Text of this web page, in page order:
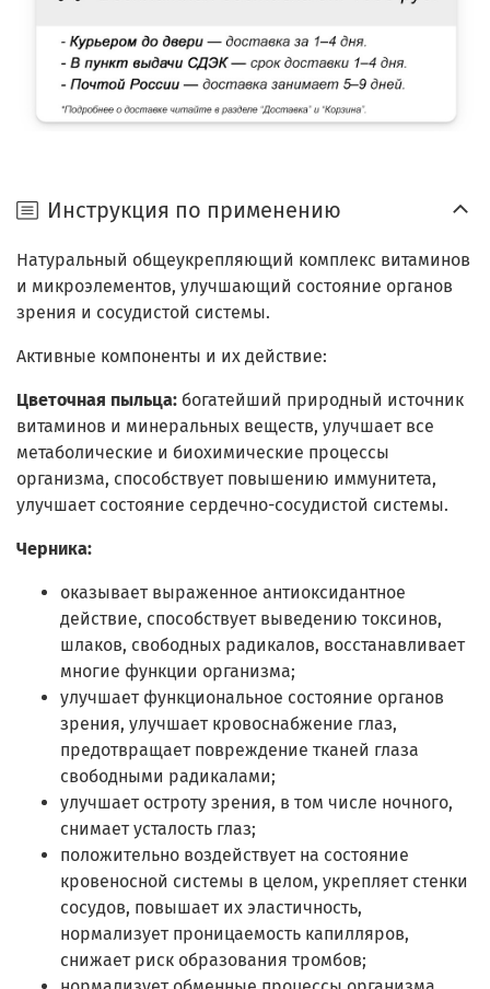
Инструкция по применению
Натуральный общеукрепляющий комплекс витаминов
и микроэлементов, улучшающий состояние органов
зрения и сосудистой системы.
Активные компоненты и их действие:
Цветочная пыльца: богатейший природный источник
витаминов и минеральных веществ, улучшает все
метаболические и биохимические процессы
организма, способствует повышению иммунитета,
улучшает состояние сердечно-сосудистой системы.
Черника:
оказывает выраженное антиоксидантное
действие, способствует выведению токсинов,
шлаков, свободных радикалов, восстанавливает
многие функции организма;
улучшает функциональное состояние органов
зрения, улучшает кровоснабжение глаз,
предотвращает повреждение тканей глаза
свободными радикалами;
улучшает остроту зрения, в том числе ночного,
снимает усталость глаз;
положительно воздействует на состояние
кровеносной системы в целом, укрепляет стенки
сосудов, повышает их эластичность,
нормализует проницаемость капилляров,
снижает риск образования тромбов;